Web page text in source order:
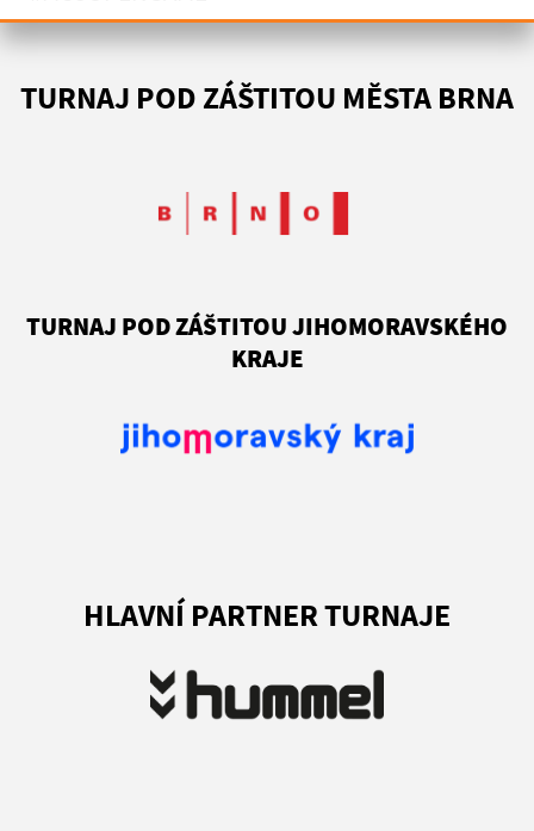
TURNAJ POD ZÁŠTITOU MĚSTA BRNA
TURNAJ POD ZÁŠTITOU JIHOMORAVSKÉHO
KRAJE
HLAVNÍ PARTNER TURNAJE